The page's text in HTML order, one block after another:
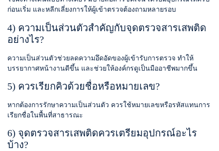
ก่อนเริ่ม และหลีกเลี่ยงการให้ผู้เข้าตรวจต้องถามหลายรอบ
4) ความเป็นส่วนตัวสำคัญกับจุดตรวจสารเสพติด
อย่างไร?
ความเป็นส่วนตัวช่วยลดความอึดอัดของผู้เข้ารับการตรวจ ทำให้
บรรยากาศหน้างานดีขึ้น และช่วยให้องค์กรดูเป็นมืออาชีพมากขึ้น
5) ควรเรียกคิวด้วยชื่อหรือหมายเลข?
หากต้องการรักษาความเป็นส่วนตัว ควรใช้หมายเลขหรือรหัสแทนการ
เรียกชื่อในพื้นที่สาธารณะ
6) จุดตรวจสารเสพติดควรเตรียมอุปกรณ์อะไร
บ้าง?